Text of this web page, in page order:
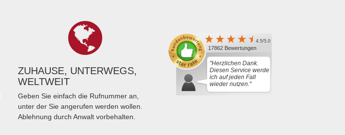
ZUHAUSE, UNTERWEGS,
WELTWEIT
Geben Sie einfach die Rufnummer an,
unter der Sie angerufen werden wollen.
Ablehnung durch Anwalt vorbehalten.
4.5/5.0
17862 Bewertungen
"Herzlichen Dank.
Diesen Service werde
ich auf jeden Fall
wieder nutzen."